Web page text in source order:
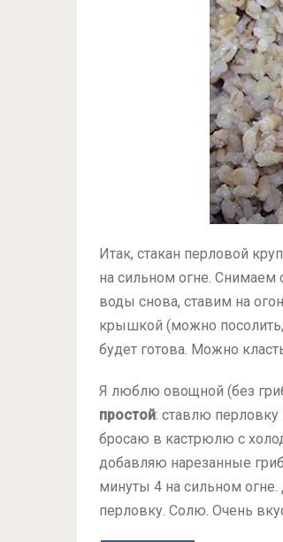
Итак, стакан перловой
на сильном огне. Снимаем
воды снова, ставим на
крышкой (можно посолить,
будет готова. Можно
Я люблю овощной (без
простой: ставлю
бросаю в кастрюлю с
добавляю нарезанные
минуты 4 на сильном
перловку. Солю. Очень